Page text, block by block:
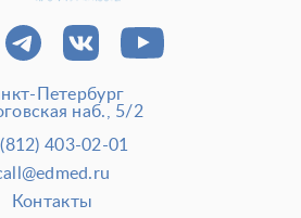
Петербург
наб., 5/2
403-02-01
Контакты